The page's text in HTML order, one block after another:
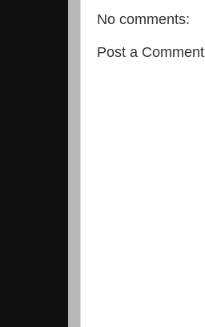
No comments:
Post a Comment